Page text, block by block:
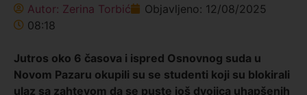
Autor: Zerina Torbić Objavljeno: 12/08/2025
08:18
Jutros oko 6 časova i ispred Osnovnog suda u
Novom Pazaru okupili su se studenti koji su blokirali
ulaz sa zahtevom da se puste još dvojica uhapšenih